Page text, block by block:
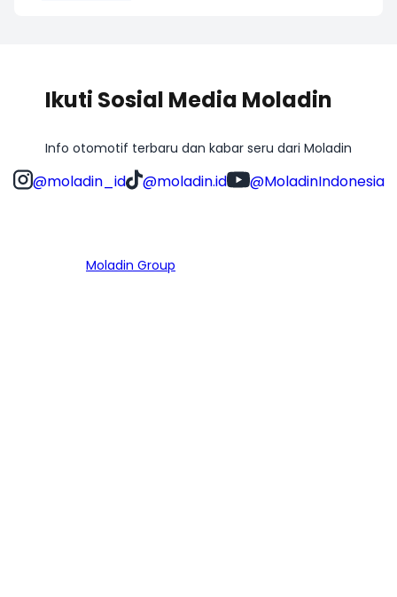
Ikuti Sosial Media Moladin
Info otomotif terbaru dan kabar seru dari Moladin
@moladin_id @moladin.id @MoladinIndonesia
Moladin Group